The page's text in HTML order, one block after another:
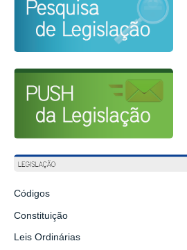
Códigos
Constituição
Leis Ordinárias